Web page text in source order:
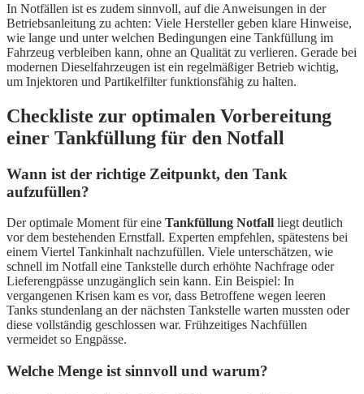
In Notfällen ist es zudem sinnvoll, auf die Anweisungen in der
Betriebsanleitung zu achten: Viele Hersteller geben klare Hinweise,
wie lange und unter welchen Bedingungen eine Tankfüllung im
Fahrzeug verbleiben kann, ohne an Qualität zu verlieren. Gerade bei
modernen Dieselfahrzeugen ist ein regelmäßiger Betrieb wichtig,
um Injektoren und Partikelfilter funktionsfähig zu halten.
Checkliste zur optimalen Vorbereitung
einer Tankfüllung für den Notfall
Wann ist der richtige Zeitpunkt, den Tank
aufzufüllen?
Der optimale Moment für eine Tankfüllung Notfall liegt deutlich
vor dem bestehenden Ernstfall. Experten empfehlen, spätestens bei
einem Viertel Tankinhalt nachzufüllen. Viele unterschätzen, wie
schnell im Notfall eine Tankstelle durch erhöhte Nachfrage oder
Lieferengpässe unzugänglich sein kann. Ein Beispiel: In
vergangenen Krisen kam es vor, dass Betroffene wegen leeren
Tanks stundenlang an der nächsten Tankstelle warten mussten oder
diese vollständig geschlossen war. Frühzeitiges Nachfüllen
vermeidet so Engpässe.
Welche Menge ist sinnvoll und warum?